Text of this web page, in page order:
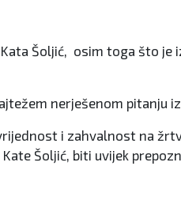
Šoljić, osim toga što je
nerješenom pitanju
i zahvalnost na
Šoljić, biti uvijek